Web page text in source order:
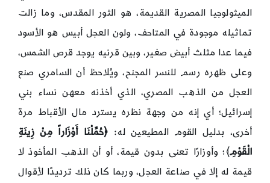
الميثولوجيا المصرية القديمة، هو الثور المقدس، وما زالت
تماثيله موجودة في المتاحف، ولون العجل أبيس هو الأسود
فيما عدا مثلث أبيض صغير، وبين قرنيه يوجد قرص الشمس،
وعلى ظهره رسم للنسر المجنح، ويُلاحظ أن السامري صنع
العجل من الذهب المصري، الذي أخذنه معهن نساء بني
إسرائيل؛ أي إنه من وجهة نظره يسترد مال الأقباط مرة
أخرى، بدليل القوم المطيعين له: ﴿حُمِّلْنَا أَوْزَاراً مِنْ زِينَةِ
الْقَوْمِ﴾؛ وأوزارًا تعنى بدون قيمة، أو أن الذهب المأخوذ لا
قيمة له إلا في صناعة العجل، وربما كان ذلك ترديدًا لأقوال